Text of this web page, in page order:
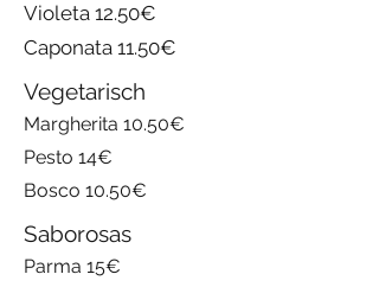
Violeta 12.50€
Caponata 11.50€
Vegetarisch
Margherita 10.50€
Pesto 14€
Bosco 10.50€
Saborosas
Parma 15€